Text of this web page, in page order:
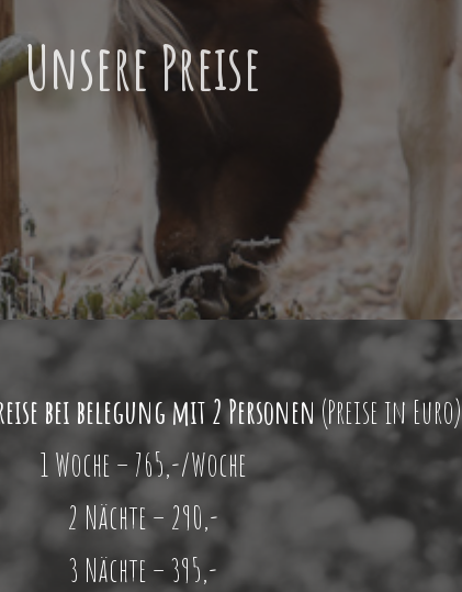
Unsere Preise
bei belegung mit 2 Personen(Preise in Euro)
1 Woche – 765,-/Woche
2 Nächte – 290,-
3 Nächte – 395,-